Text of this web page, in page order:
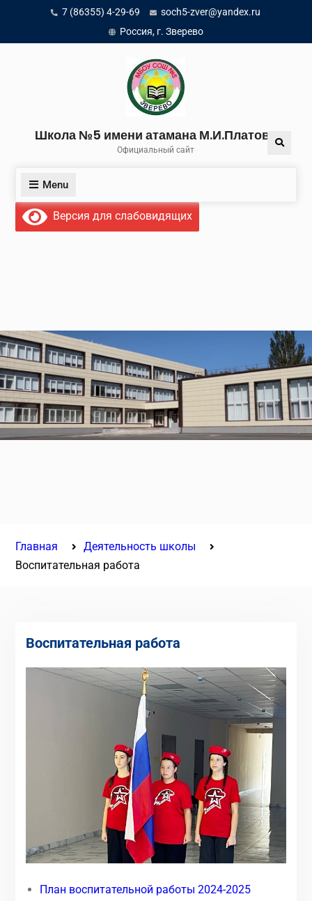
content
7 (86355) 4-29-69
soch5-zver@yandex.ru
Россия, г. Зверево
Школа №5 имени атамана М.И.Платова
Официальный сайт
Menu
Search
Версия для слабовидящих
Главная
Деятельность школы
Воспитательная работа
Воспитательная работа
План воспитательной работы 2024-2025